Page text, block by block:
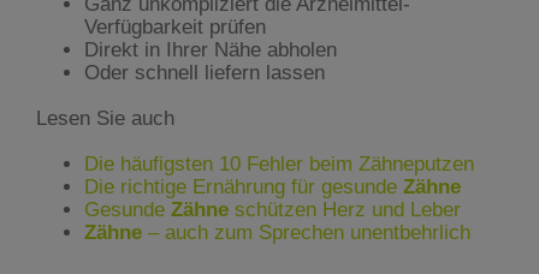
Verfügbarkeit prüfen
Direkt in Ihrer Nähe abholen
Oder schnell liefern lassen
Lesen Sie auch
Die häufigsten 10 Fehler beim Zähneputzen
Die richtige Ernährung für gesunde Zähne
Gesunde Zähne schützen Herz und Leber
Zähne – auch zum Sprechen unentbehrlich